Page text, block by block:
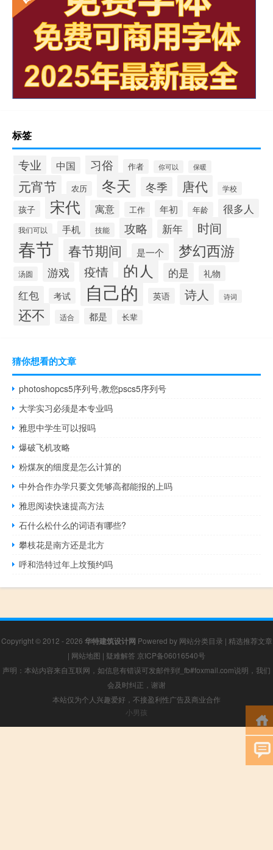
标签
专业 中国 习俗 作者 你可以 保暖
元宵节 农历 冬天 冬季 唐代 学校
孩子 宋代 寓意 工作 年初 年龄 很多人
我们可以 手机 技能 攻略 新年 时间
春节 春节期间 是一个 梦幻西游
汤圆 游戏 疫情 的人 的是 礼物
红包 考试 自己的 英语 诗人 诗词
还不 适合 都是 长辈
猜你想看的文章
photoshopcs5序列号,教您pscs5序列号
大学实习必须是本专业吗
雅思中学生可以报吗
爆破飞机攻略
粉煤灰的细度是怎么计算的
中外合作办学只要文凭够高都能报的上吗
雅思阅读快速提高方法
石什么松什么的词语有哪些?
攀枝花是南方还是北方
呼和浩特过年上坟预约吗
Copyright © 2012 - 2026 华特建筑设计网 Powered by 网站分类目录 | 精选推荐文章
| 网站地图 | 疑难解答 京ICP备06016540号
声明：本站内容来自互联网，如信息有错误可发邮件到f_fb#foxmail.com说明，我们
会及时纠正，谢谢
本站仅为个人兴趣爱好，不接盈利性广告及商业合作
小男孩